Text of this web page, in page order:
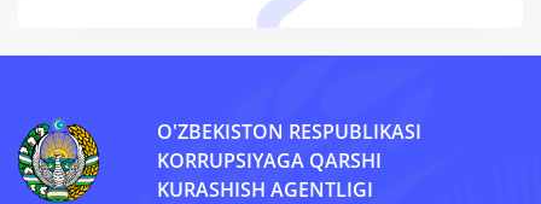
O'ZBEKISTON RESPUBLIKASI
KORRUPSIYAGA QARSHI
KURASHISH AGENTLIGI